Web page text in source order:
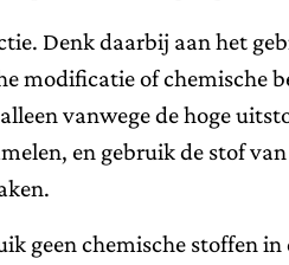
Denk daarbij aan het
modificatie of chemische
vanwege de hoge
en gebruik de stof
geen chemische stoffen